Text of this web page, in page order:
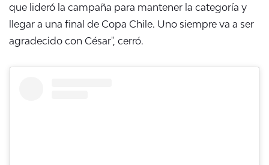
que lideró la campaña para mantener la categoría y
llegar a una final de Copa Chile. Uno siempre va a ser
agradecido con César", cerró.